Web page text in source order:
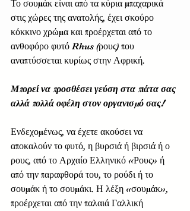
Το σουμάκ είναι από τα κύρια μπαχαρικά
στις χώρες της ανατολής, έχει σκούρο
κόκκινο χρώμα και προέρχεται από το
ανθοφόρο φυτό Rhus (ρους) που
αναπτύσσεται κυρίως στην Αφρική.
Μπορεί να προσθέσει γεύση στα πιάτα σας
αλλά πολλά οφέλη στον οργανισμό σας!
Ενδεχομένως, να έχετε ακούσει να
αποκαλούν το φυτό, η βυρσιά ή βιρσιά ή ο
ρους, από το Αρχαίο Ελληνικό «Ρους» ή
από την παραφθορά του, το ρούδι ή το
σουμάκ ή το σουμάκι. Η λέξη «σουμάκ»,
προέρχεται από την παλαιά Γαλλική